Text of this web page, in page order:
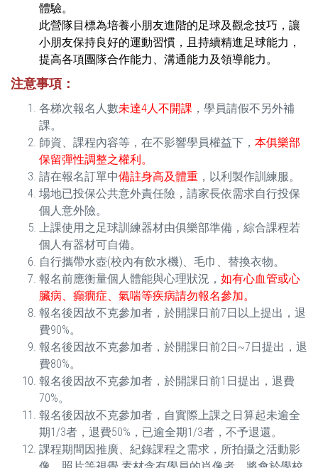
體驗。
此營隊目標為培養小朋友進階的足球及觀念技巧，讓
小朋友保持良好的運動習慣，且持續精進足球能力，
提高各項團隊合作能力、溝通能力及領導能力。
注意事項：
各梯次報名人數未達4人不開課 ，學員請假不另外補
課。
師資、課程內容等，在不影響學員權益下， 本俱樂部
保留彈性調整之權利。
請在報名訂單中備註身高及體重 ，以利製作訓練服。
場地已投保公共意外責任險，請家長依需求自行投保
個人意外險。
上課使用之足球訓練器材由俱樂部準備，綜合課程若
個人有器材可自備。
自行攜帶水壺(校內有飲水機)、毛巾、替換衣物。
報名前應衡量個人體能與心理狀況， 如有心血管或心
臟病、癲癇症、氣喘等疾病請勿報名參加。
報名後因故不克參加者，於開課日前7日以上提出，退
費90%。
報名後因故不克參加者，於開課日前2日~7日提出，退
費80%。
報名後因故不克參加者，於開課日前1日提出，退費
70%。
報名後因故不克參加者，自實際上課之日算起未逾全
期1/3者，退費50%，已逾全期1/3者，不予退還。
課程期間因推廣、紀錄課程之需求，所拍攝之活動影